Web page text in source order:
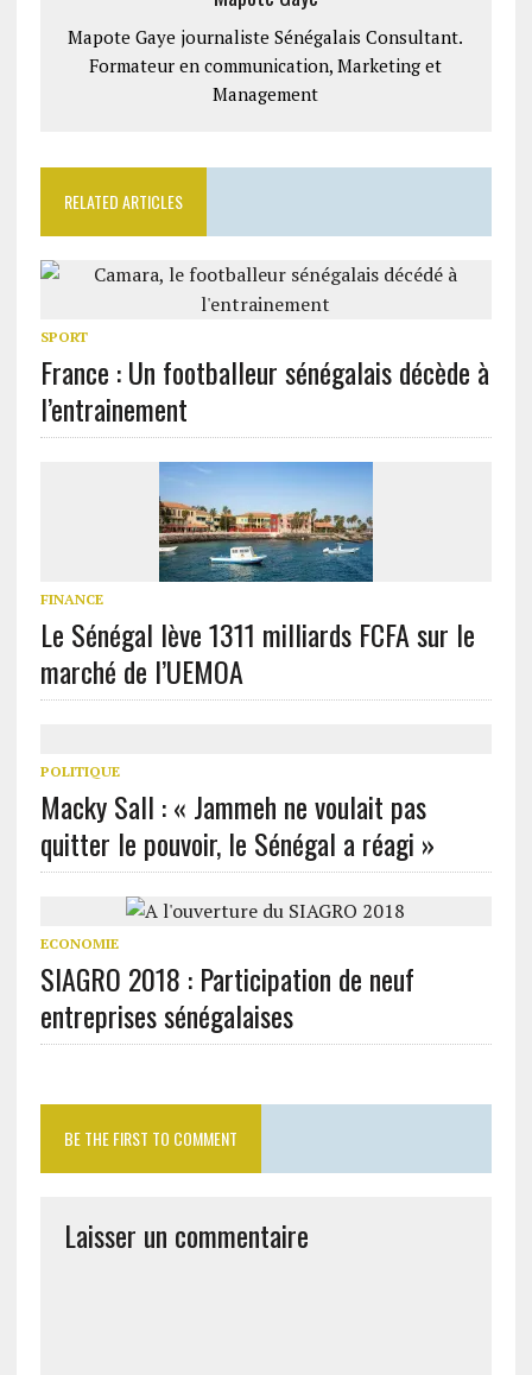
Mapote Gaye journaliste Sénégalais Consultant.
Formateur en communication, Marketing et
Management
RELATED ARTICLES
SPORT
France : Un footballeur sénégalais décède à
l’entrainement
FINANCE
Le Sénégal lève 1311 milliards FCFA sur le
marché de l’UEMOA
POLITIQUE
Macky Sall : « Jammeh ne voulait pas
quitter le pouvoir, le Sénégal a réagi »
ECONOMIE
SIAGRO 2018 : Participation de neuf
entreprises sénégalaises
BE THE FIRST TO COMMENT
Laisser un commentaire